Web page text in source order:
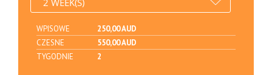
WPISOWE
250,00 AUD
CZESNE
550,00 AUD
TYGODNIE
2